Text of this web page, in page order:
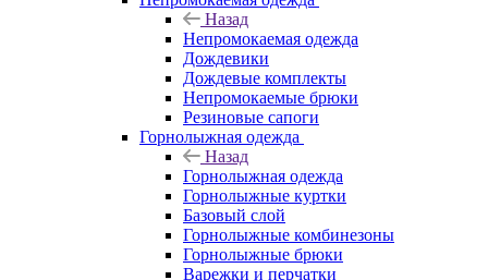
Назад
Непромокаемая одежда
Дождевики
Дождевые комплекты
Непромокаемые брюки
Резиновые сапоги
Горнолыжная одежда
Назад
Горнолыжная одежда
Горнолыжные куртки
Базовый слой
Горнолыжные комбинезоны
Горнолыжные брюки
Варежки и перчатки